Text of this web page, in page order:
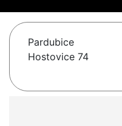
Pardubice
Hostovice 74